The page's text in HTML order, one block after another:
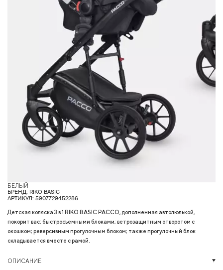
БЕЛЫЙ
БРЕНД: RIKO BASIC
АРТИКУЛ: 5907729452286
Детская коляска 3 в 1 RIKO BASIC PACCO, дополненная автолюлькой,
покорит вас: быстросъемными блоками; ветрозащитным отворотом с
окошком; реверсивным прогулочным блоком; также прогулочный блок
складывается вместе с рамой.
ОПИСАНИЕ